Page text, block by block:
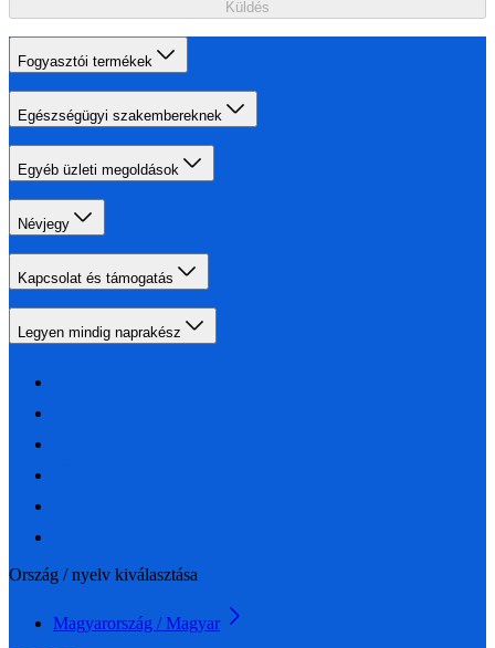
Küldés
Fogyasztói termékek
Egészségügyi szakembereknek
Egyéb üzleti megoldások
Névjegy
Kapcsolat és támogatás
Legyen mindig naprakész
Ország / nyelv kiválasztása
Magyarország / Magyar